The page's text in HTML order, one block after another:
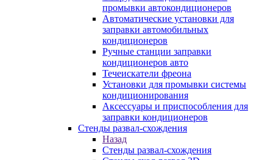
промывки автокондиционеров
Автоматические установки для
заправки автомобильных
кондиционеров
Ручные станции заправки
кондиционеров авто
Течеискатели фреона
Установки для промывки системы
кондиционирования
Аксессуары и приспособления для
заправки кондиционеров
Стенды развал-схождения
Назад
Стенды развал-схождения